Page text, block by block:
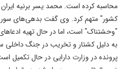
محاسبه کرده است. محمد یسر برنیه
کشور" متهم کرد. وی گفت بدهی‌های
"وحشتناک" است، اما در حال تهیه
به دلیل کشتار و تخریب در جنگ
پرونده در وزارت دارایی در حال تکمیل